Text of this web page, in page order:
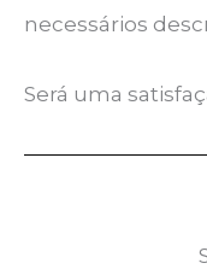
necessários
Será uma